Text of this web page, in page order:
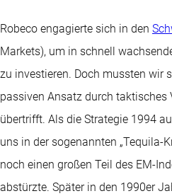
Robeco engagierte sich in den
Markets), um in schnell
zu investieren. Doch mussten wir
passiven Ansatz durch taktisches
übertrifft. Als die Strategie 1994
uns in der sogenannten „Tequila-
noch einen großen Teil des EM-
abstürzte. Später in den 1990er